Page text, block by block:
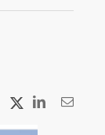
Facebook
X LinkedInEmail